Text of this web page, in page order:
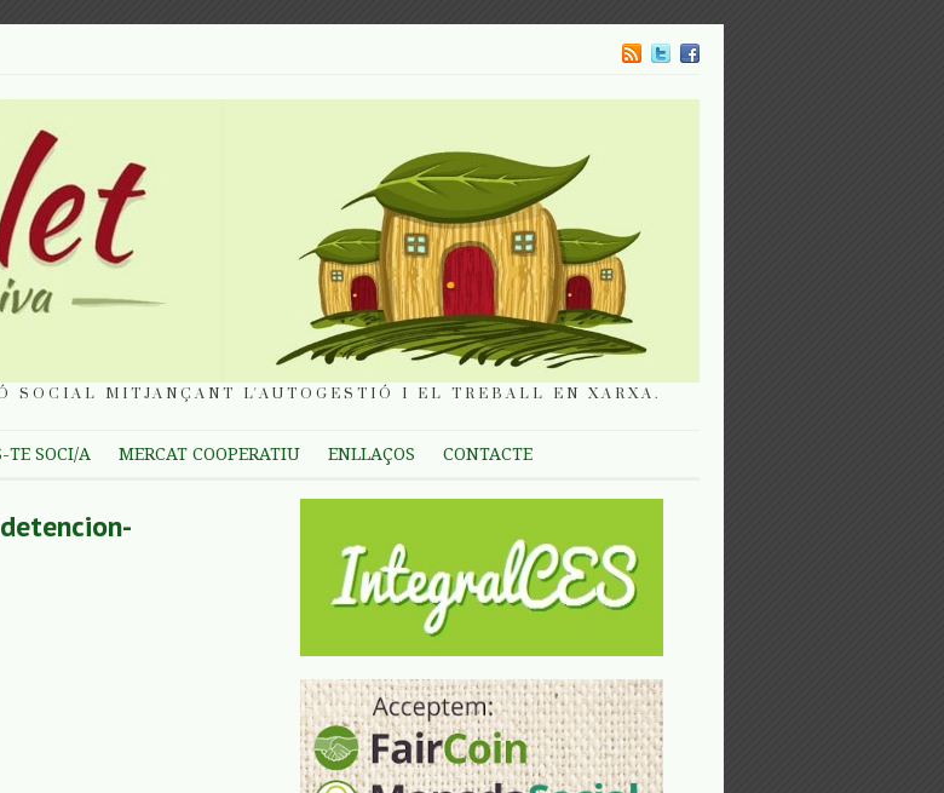
SOCIAL MITJANÇANT L'AUTOGESTIÓ I EL TREBALL EN XARXA.
TE SOCI/A MERCAT COOPERATIU ENLLAÇOS CONTACTE